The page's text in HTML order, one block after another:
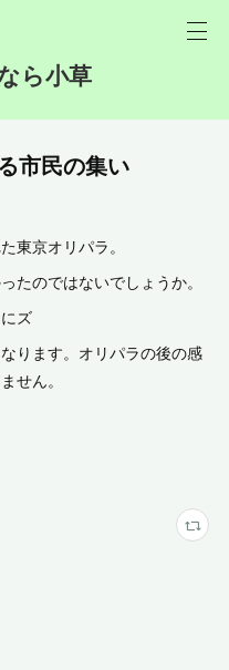
ら小草
市民の集い
東京オリパラ。
たのではないでしょうか。
ズ
ります。オリパラの後の感
せん。